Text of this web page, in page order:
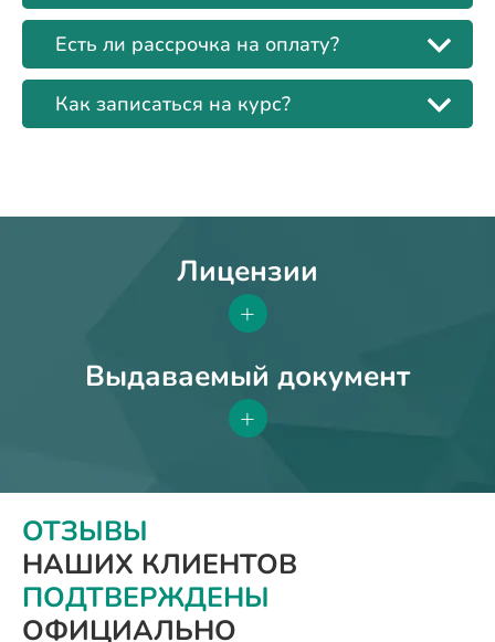
Есть ли рассрочка на оплату?
Как записаться на курс?
Лицензии
+
Выдаваемый документ
+
ОТЗЫВЫ
НАШИХ КЛИЕНТОВ
ПОДТВЕРЖДЕНЫ
ОФИЦИАЛЬНО